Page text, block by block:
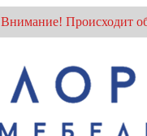
Внимание! Происходит